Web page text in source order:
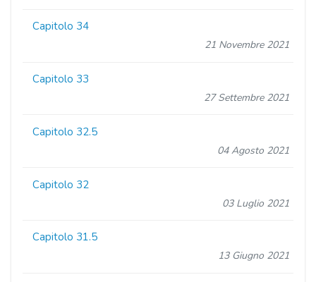
Capitolo 34
21 Novembre 2021
Capitolo 33
27 Settembre 2021
Capitolo 32.5
04 Agosto 2021
Capitolo 32
03 Luglio 2021
Capitolo 31.5
13 Giugno 2021